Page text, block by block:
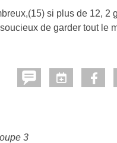
si plus de 12, 2
de garder tout le
3